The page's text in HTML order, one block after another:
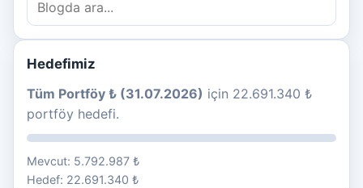
Hedefimiz
Tüm Portföy ₺ (31.07.2026) için 22.691.340 ₺
portföy hedefi.
Mevcut: 5.792.987 ₺
Hedef: 22.691.340 ₺